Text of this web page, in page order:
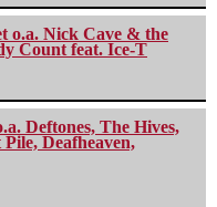
o.a. Nick Cave & the
Count feat. Ice-T
Deftones, The Hives,
Deafheaven,